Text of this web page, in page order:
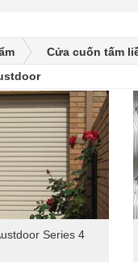
Cửa cuốn tấm
Series 4